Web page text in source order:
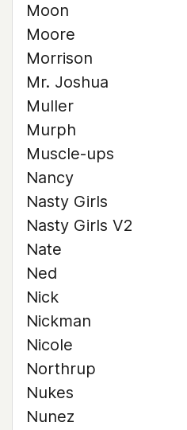
Moon
Moore
Morrison
Mr. Joshua
Muller
Murph
Muscle-ups
Nancy
Nasty Girls
Nasty Girls V2
Nate
Ned
Nick
Nickman
Nicole
Northrup
Nukes
Nunez